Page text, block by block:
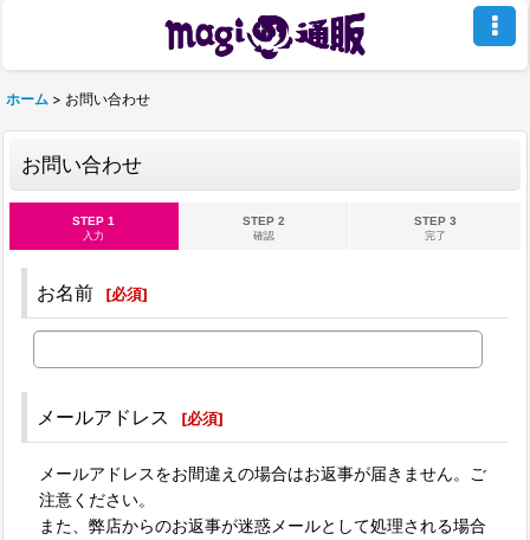
ホーム > お問い合わせ
お問い合わせ
STEP 1
入力
STEP 2
確認
STEP 3
完了
お名前 [必須]
メールアドレス [必須]
メールアドレスをお間違えの場合はお返事が届きません。ご
注意ください。
また、弊店からのお返事が迷惑メールとして処理される場合